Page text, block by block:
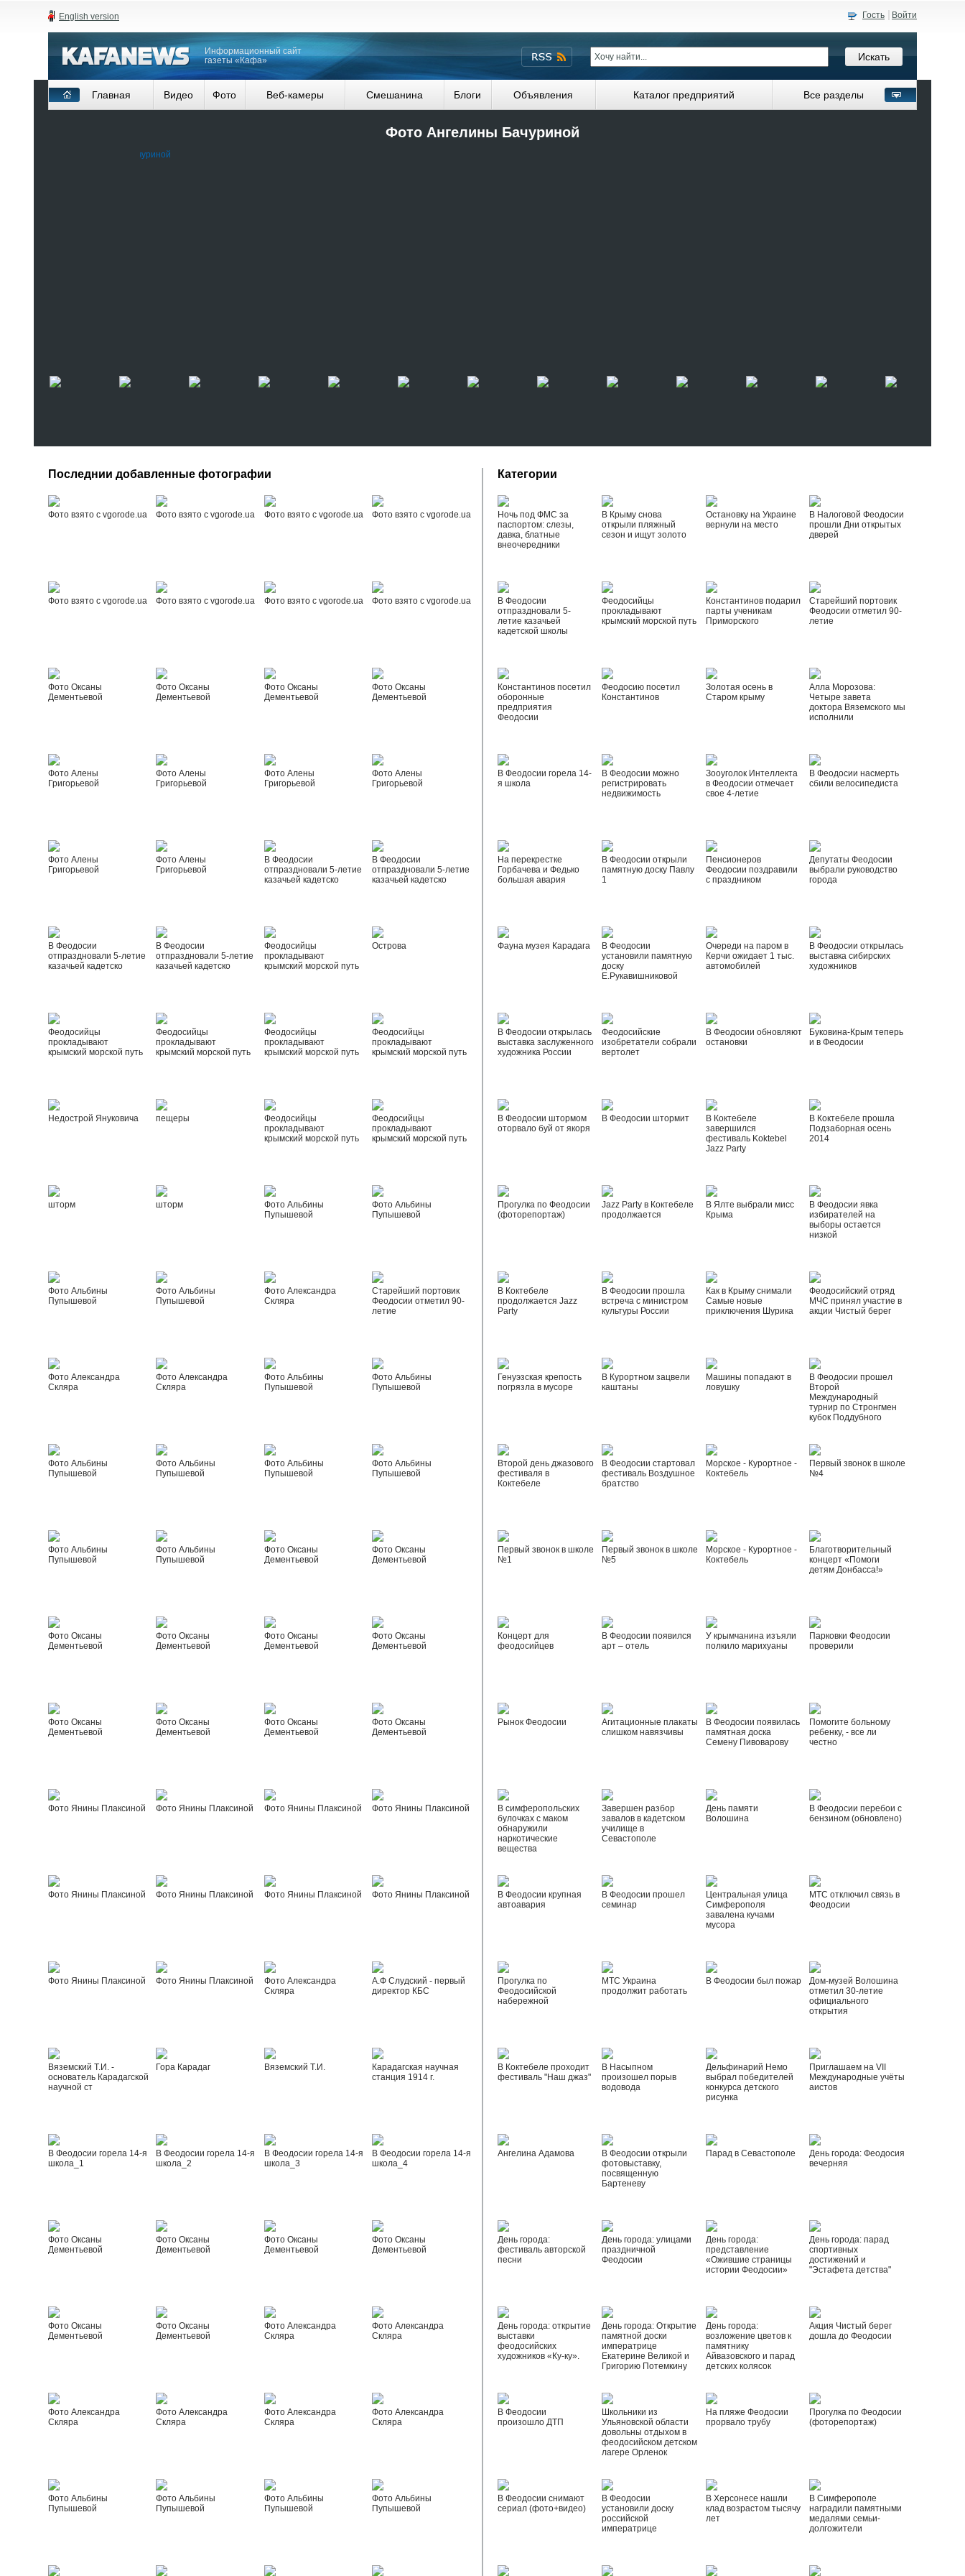
English version Гость Войти
Информационный сайт
газеты «Кафа»
Главная Видео Фото Веб-камеры Смешанина Блоги Объявления Каталог предприятий Все разделы
Фото Ангелины Бачуриной
Последнии добавленные фотографии
Фото взято с vgorode.ua Фото взято с vgorode.ua Фото взято с vgorode.ua Фото взято с vgorode.ua
Фото взято с vgorode.ua Фото взято с vgorode.ua Фото взято с vgorode.ua Фото взято с vgorode.ua
Фото Оксаны
Дементьевой
Фото Оксаны
Дементьевой
Фото Оксаны
Дементьевой
Фото Оксаны
Дементьевой
Фото Алены
Григорьевой
Фото Алены
Григорьевой
Фото Алены
Григорьевой
Фото Алены
Григорьевой
Фото Алены
Григорьевой
Фото Алены
Григорьевой
В Феодосии
отпраздновали 5-летие
казачьей кадетско
В Феодосии
отпраздновали 5-летие
казачьей кадетско
В Феодосии
отпраздновали 5-летие
казачьей кадетско
В Феодосии
отпраздновали 5-летие
казачьей кадетско
Феодосийцы
прокладывают
крымский морской путь
Острова
Феодосийцы
прокладывают
крымский морской путь
Феодосийцы
прокладывают
крымский морской путь
Феодосийцы
прокладывают
крымский морской путь
Феодосийцы
прокладывают
крымский морской путь
Недострой Януковича пещеры
Феодосийцы
прокладывают
крымский морской путь
Феодосийцы
прокладывают
крымский морской путь
шторм шторм
Фото Альбины
Пупышевой
Фото Альбины
Пупышевой
Фото Альбины
Пупышевой
Фото Альбины
Пупышевой
Фото Александра
Скляра
Старейший портовик
Феодосии отметил 90-
летие
Фото Александра
Скляра
Фото Александра
Скляра
Фото Альбины
Пупышевой
Фото Альбины
Пупышевой
Фото Альбины
Пупышевой
Фото Альбины
Пупышевой
Фото Альбины
Пупышевой
Фото Альбины
Пупышевой
Фото Альбины
Пупышевой
Фото Альбины
Пупышевой
Фото Оксаны
Дементьевой
Фото Оксаны
Дементьевой
Фото Оксаны
Дементьевой
Фото Оксаны
Дементьевой
Фото Оксаны
Дементьевой
Фото Оксаны
Дементьевой
Фото Оксаны
Дементьевой
Фото Оксаны
Дементьевой
Фото Оксаны
Дементьевой
Фото Оксаны
Дементьевой
Фото Янины Плаксиной Фото Янины Плаксиной Фото Янины Плаксиной Фото Янины Плаксиной
Фото Янины Плаксиной Фото Янины Плаксиной Фото Янины Плаксиной Фото Янины Плаксиной
Фото Янины Плаксиной Фото Янины Плаксиной
Фото Александра
Скляра
А.Ф Слудский - первый
директор КБС
Вяземский Т.И. -
основатель Карадагской
научной ст
Гора Карадаг Вяземский Т.И.
Карадагская научная
станция 1914 г.
В Феодосии горела 14-я
школа_1
В Феодосии горела 14-я
школа_2
В Феодосии горела 14-я
школа_3
В Феодосии горела 14-я
школа_4
Фото Оксаны
Дементьевой
Фото Оксаны
Дементьевой
Фото Оксаны
Дементьевой
Фото Оксаны
Дементьевой
Фото Оксаны
Дементьевой
Фото Оксаны
Дементьевой
Фото Александра
Скляра
Фото Александра
Скляра
Фото Александра
Скляра
Фото Александра
Скляра
Фото Александра
Скляра
Фото Александра
Скляра
Фото Альбины
Пупышевой
Фото Альбины
Пупышевой
Фото Альбины
Пупышевой
Фото Альбины
Пупышевой
Категории
Ночь под ФМС за
паспортом: слезы,
давка, блатные
внеочередники
В Крыму снова
открыли пляжный
сезон и ищут золото
Остановку на Украине
вернули на место
В Налоговой Феодосии
прошли Дни открытых
дверей
В Феодосии
отпраздновали 5-
летие казачьей
кадетской школы
Феодосийцы
прокладывают
крымский морской путь
Константинов подарил
парты ученикам
Приморского
Старейший портовик
Феодосии отметил 90-
летие
Константинов посетил
оборонные
предприятия
Феодосии
Феодосию посетил
Константинов
Золотая осень в
Старом крыму
Алла Морозова:
Четыре завета
доктора Вяземского мы
исполнили
В Феодосии горела 14-
я школа
В Феодосии можно
регистрировать
недвижимость
Зооуголок Интеллекта
в Феодосии отмечает
свое 4-летие
В Феодосии насмерть
сбили велосипедиста
На перекрестке
Горбачева и Федько
большая авария
В Феодосии открыли
памятную доску Павлу
1
Пенсионеров
Феодосии поздравили
с праздником
Депутаты Феодосии
выбрали руководство
города
Фауна музея Карадага
В Феодосии
установили памятную
доску
Е.Рукавишниковой
Очереди на паром в
Керчи ожидает 1 тыс.
автомобилей
В Феодосии открылась
выставка сибирских
художников
В Феодосии открылась
выставка заслуженного
художника России
Феодосийские
изобретатели собрали
вертолет
В Феодосии обновляют
остановки
Буковина-Крым теперь
и в Феодосии
В Феодосии штормом
оторвало буй от якоря
В Феодосии штормит
В Коктебеле
завершился
фестиваль Koktebel
Jazz Party
В Коктебеле прошла
Подзаборная осень
2014
Прогулка по Феодосии
(фоторепортаж)
Jazz Party в Коктебеле
продолжается
В Ялте выбрали мисс
Крыма
В Феодосии явка
избирателей на
выборы остается
низкой
В Коктебеле
продолжается Jazz
Party
В Феодосии прошла
встреча с министром
культуры России
Как в Крыму снимали
Самые новые
приключения Шурика
Феодосийский отряд
МЧС принял участие в
акции Чистый берег
Генуэзская крепость
погрязла в мусоре
В Курортном зацвели
каштаны
Машины попадают в
ловушку
В Феодосии прошел
Второй
Международный
турнир по Стронгмен
кубок Поддубного
Второй день джазового
фестиваля в
Коктебеле
В Феодосии стартовал
фестиваль Воздушное
братство
Морское - Курортное -
Коктебель
Первый звонок в школе
№4
Первый звонок в школе
№1
Первый звонок в школе
№5
Морское - Курортное -
Коктебель
Благотворительный
концерт «Помоги
детям Донбасса!»
Концерт для
феодосийцев
В Феодосии появился
арт – отель
У крымчанина изъяли
полкило марихуаны
Парковки Феодосии
проверили
Рынок Феодосии
Агитационные плакаты
слишком навязчивы
В Феодосии появилась
памятная доска
Семену Пивоварову
Помогите больному
ребенку, - все ли
честно
В симферопольских
булочках с маком
обнаружили
наркотические
вещества
Завершен разбор
завалов в кадетском
училище в
Севастополе
День памяти
Волошина
В Феодосии перебои с
бензином (обновлено)
В Феодосии крупная
автоавария
В Феодосии прошел
семинар
Центральная улица
Симферополя
завалена кучами
мусора
МТС отключил связь в
Феодосии
Прогулка по
Феодосийской
набережной
МТС Украина
продолжит работать
В Феодосии был пожар
Дом-музей Волошина
отметил 30-летие
официального
открытия
В Коктебеле проходит
фестиваль "Наш джаз"
В Насыпном
произошел порыв
водовода
Дельфинарий Немо
выбрал победителей
конкурса детского
рисунка
Приглашаем на VII
Международные учёты
аистов
Ангелина Адамова
В Феодосии открыли
фотовыставку,
посвященную
Бартеневу
Парад в Севастополе
День города: Феодосия
вечерняя
День города:
фестиваль авторской
песни
День города: улицами
праздничной
Феодосии
День города:
представление
«Ожившие страницы
истории Феодосии»
День города: парад
спортивных
достижений и
"Эстафета детства"
День города: открытие
выставки
феодосийских
художников «Ку-ку».
День города: Открытие
памятной доски
императрице
Екатерине Великой и
Григорию Потемкину
День города:
возложение цветов к
памятнику
Айвазовского и парад
детских колясок
Акция Чистый берег
дошла до Феодосии
В Феодосии
произошло ДТП
Школьники из
Ульяновской области
довольны отдыхом в
феодосийском детском
лагере Орленок
На пляже Феодосии
прорвало трубу
Прогулка по Феодосии
(фоторепортаж)
В Феодосии снимают
сериал (фото+видео)
В Феодосии
установили доску
российской
императрице
В Херсонесе нашли
клад возрастом тысячу
лет
В Симферополе
наградили памятными
медалями семьи-
долгожители